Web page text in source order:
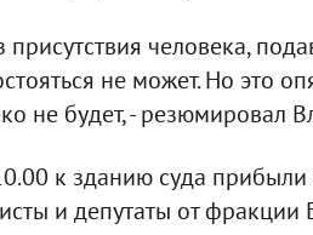
присутствия человека,
не может. Но это
не будет, - резюмировал
к зданию суда
и депутаты от